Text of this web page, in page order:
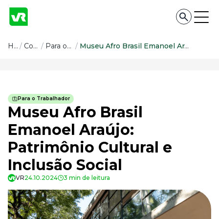
Conteúdo
Todas as categorias
Confira nossos conteúdos
Impulsione o seu negócio
Legislação
Fique por dentro da lei
Pessoas e Cultura
Aprimore a cultura organizacional
Educação Financeira
Saiba como gerenciar o seu dinheiro
Para o Trabalhador
Home / Conteúdo / Para o Trabalhador / Museu Afro Brasil Emanoel Araújo: Patrimônio Cultural e Inclusão Social
Para o Trabalhador
Museu Afro Brasil
Emanoel Araújo:
Patrimônio Cultural e
Inclusão Social
VR24.10.2024 3 min de leitura